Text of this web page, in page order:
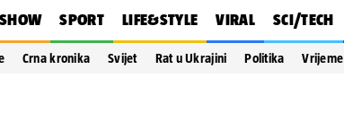
SHOW SPORT LIFE&STYLE VIRAL SCI/TECH
Crna kronika Svijet Rat u Ukrajini Politika Vrijeme